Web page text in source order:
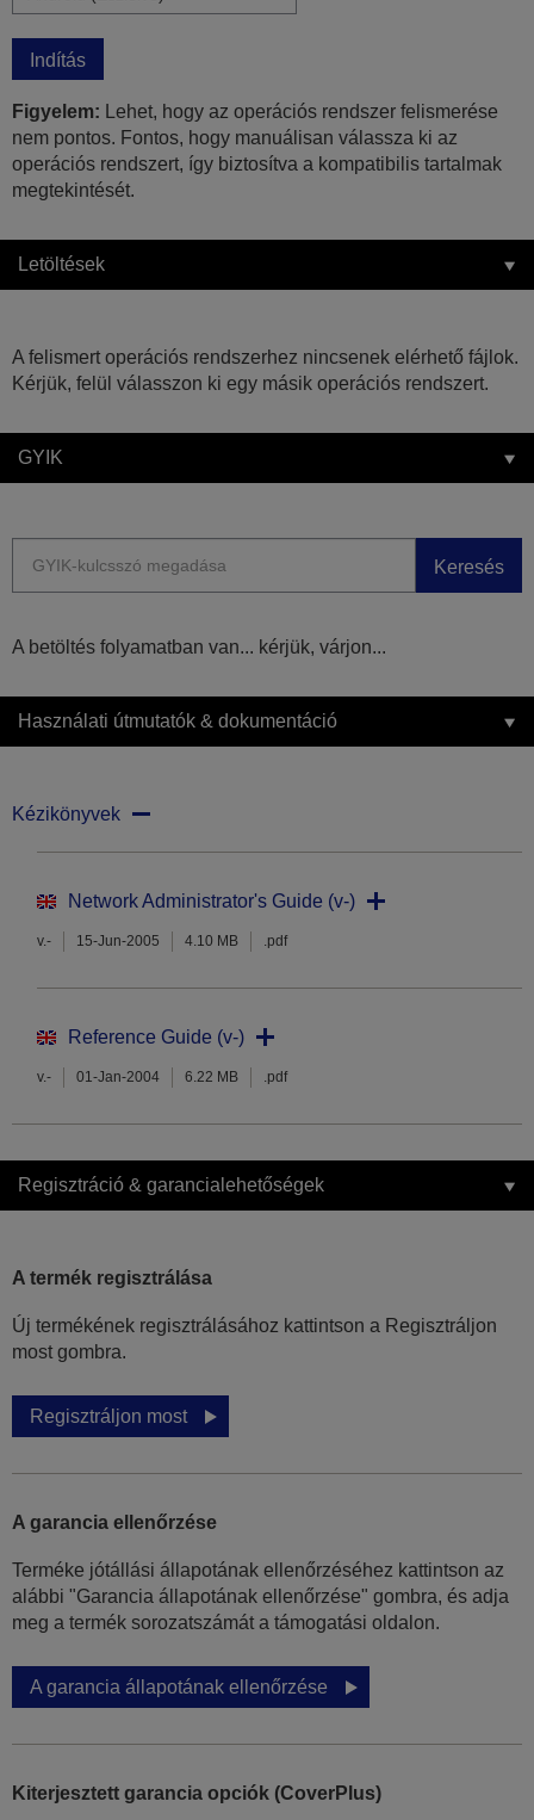
Indítás
Figyelem: Lehet, hogy az operációs rendszer felismerése
nem pontos. Fontos, hogy manuálisan válassza ki az
operációs rendszert, így biztosítva a kompatibilis tartalmak
megtekintését.
Letöltések
A felismert operációs rendszerhez nincsenek elérhető fájlok.
Kérjük, felül válasszon ki egy másik operációs rendszert.
GYIK
Keresés
A betöltés folyamatban van... kérjük, várjon...
Használati útmutatók & dokumentáció
Kézikönyvek
Network Administrator's Guide (v-)
v.- 15-Jun-2005 4.10 MB .pdf
Reference Guide (v-)
v.- 01-Jan-2004 6.22 MB .pdf
Regisztráció & garancialehetőségek
A termék regisztrálása
Új termékének regisztrálásához kattintson a Regisztráljon
most gombra.
Regisztráljon most
A garancia ellenőrzése
Terméke jótállási állapotának ellenőrzéséhez kattintson az
alábbi "Garancia állapotának ellenőrzése" gombra, és adja
meg a termék sorozatszámát a támogatási oldalon.
A garancia állapotának ellenőrzése
Kiterjesztett garancia opciók (CoverPlus)